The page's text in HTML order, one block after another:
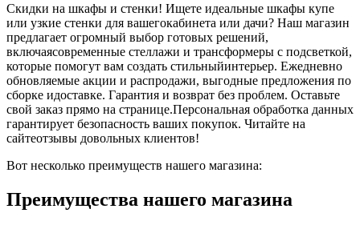
Скидки на шкафы и стенки! Ищете идеальные шкафы купе
или узкие стенки для вашегокабинета или дачи? Наш магазин
предлагает огромный выбор готовых решений,
включаясовременные стеллажи и трансформеры с подсветкой,
которые помогут вам создать стильныйинтерьер. Ежедневно
обновляемые акции и распродажи, выгодные предложения по
сборке идоставке. Гарантия и возврат без проблем. Оставьте
свой заказ прямо на странице.Персональная обработка данных
гарантирует безопасность ваших покупок. Читайте на
сайтеотзывы довольных клиентов!
Вот несколько преимуществ нашего магазина:
Преимущества нашего магазина